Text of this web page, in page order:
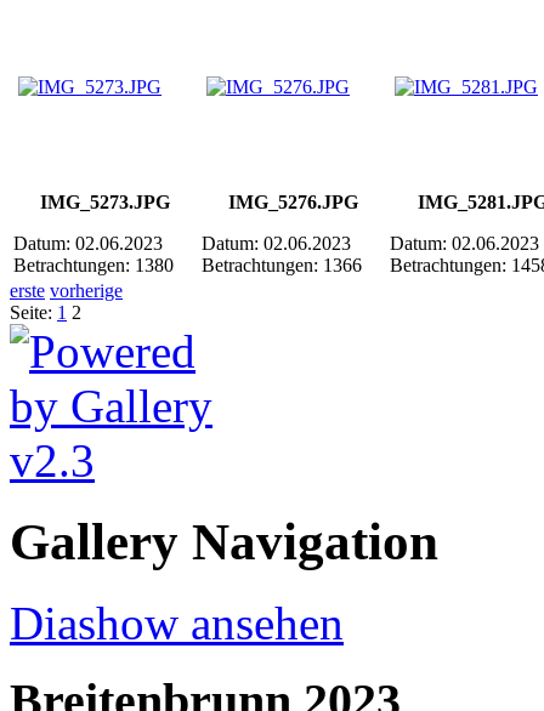
IMG_5273.JPG
Datum: 02.06.2023
Betrachtungen: 1380
IMG_5276.JPG
Datum: 02.06.2023
Betrachtungen: 1366
Datum: 02.06.2023
Betrachtungen:
erste vorherige
Seite: 1 2
Gallery Navigation
Diashow ansehen